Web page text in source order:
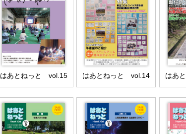
はあとねっと vol.15 はあとねっと vol.14 はあ